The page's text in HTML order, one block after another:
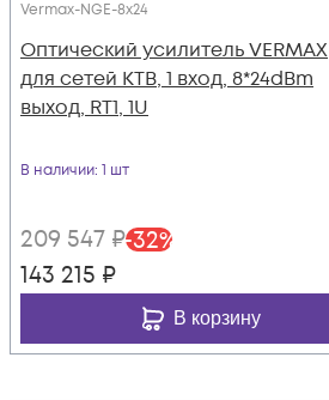
Vermax-NGE-8x24
Оптический усилитель VERMAX
для сетей КТВ, 1 вход, 8*24dBm
выход, RT1, 1U
В наличии: 1 шт
209 547 ₽-32%
143 215 ₽
В корзину